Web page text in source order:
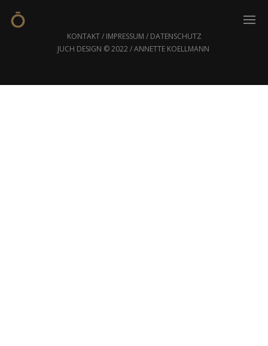
KONTAKT/ IMPRESSUM / DATENSCHUTZ
JUCH DESIGN © 2022 / ANNETTE KOELLMANN